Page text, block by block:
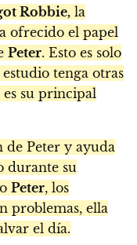
Robbie, la
ofrecido el papel
Peter. Esto es solo
tenga otras
es su principal
de Peter y ayuda
durante su
Peter, los
problemas, ella
el día.